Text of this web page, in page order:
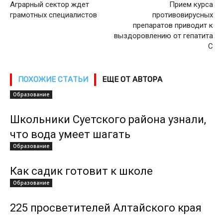
Аграрный сектор ждет
грамотных специалистов
Прием курса
противовирусных
препаратов приводит к
выздоровлению от гепатита
С
ПОХОЖИЕ СТАТЬИ ЕЩЕ ОТ АВТОРА
Образование
Школьники Суетского района узнали,
что вода умеет шагать
Образование
Как садик готовит к школе
Образование
225 просветителей Алтайского края